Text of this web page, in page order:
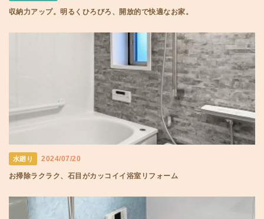
収納力アップ。明るくひろびろ、開放的で快適なお家。
水廻り 2024/07/20
お掃除ラクラク、石目がカッコイイ浴室リフォーム